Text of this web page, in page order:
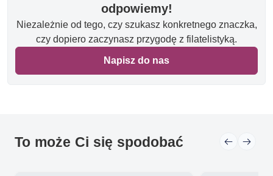
odpowiemy!
Niezależnie od tego, czy szukasz konkretnego znaczka,
czy dopiero zaczynasz przygodę z filatelistyką.
Napisz do nas
To może Ci się spodobać